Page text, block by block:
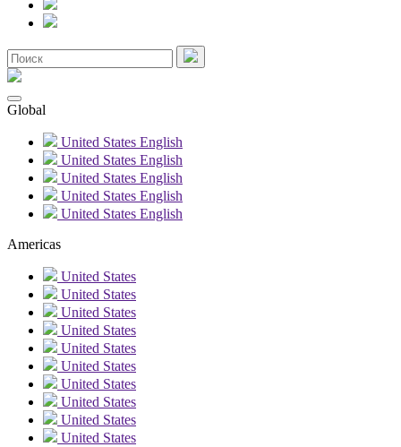
Global
United States English
United States English
United States English
United States English
United States English
Americas
United States
United States
United States
United States
United States
United States
United States
United States
United States
United States